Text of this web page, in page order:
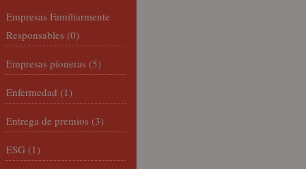
Empresas Familiarmente
Responsables (0)
Empresas pioneras (5)
Enfermedad (1)
Entrega de premios (3)
ESG (1)